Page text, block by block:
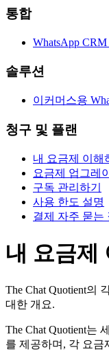
통합
WhatsApp
솔루션
이커머스용
청구 및 플랜
내 요금제 이해
요금제 업그레
구독 관리하기
사용 한도 설명
결제 자주 묻는
내 요금제
The Chat Quotient의
대한 개요.
The Chat Quotient는
를 제공하며, 각 요금